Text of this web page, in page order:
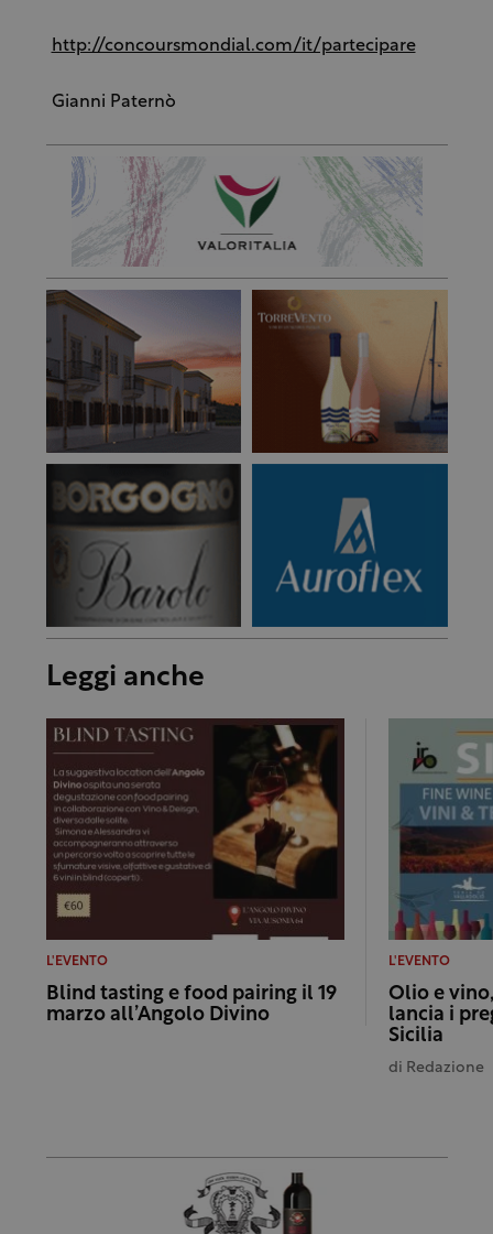
http://concoursmondial.com/it/partecipare
Gianni Paternò
Leggi anche
L'EVENTO
Blind tasting e food pairing il 19
marzo all’Angolo Divino
L'EVENTO
Olio e
lancia i
Sicilia
di Redazione